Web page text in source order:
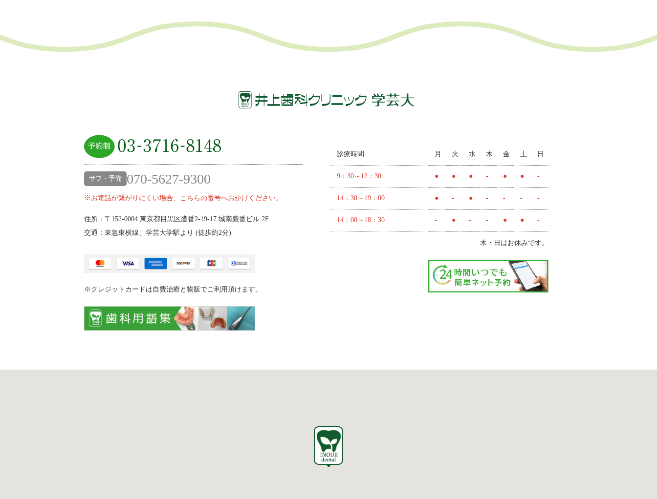
サブ・予備 070-5627-9300
※お電話が繋がりにくい場合、こちらの番号へおかけください。
住所：〒152-0004 東京都目黒区鷹番2‐19‐17 城南鷹番ビル 2F
交通：東急東横線、学芸大学駅より (徒歩約2分)
※クレジットカードは自費治療と物販でご利用頂けます。
診療時間 月 火 水 木 金 土 日
9：30～12：30 ● ● ● - ● ● -
14：30～19：00 ● - ● - - - -
14：00～18：30 - ● - - ● ● -
木・日はお休みです。